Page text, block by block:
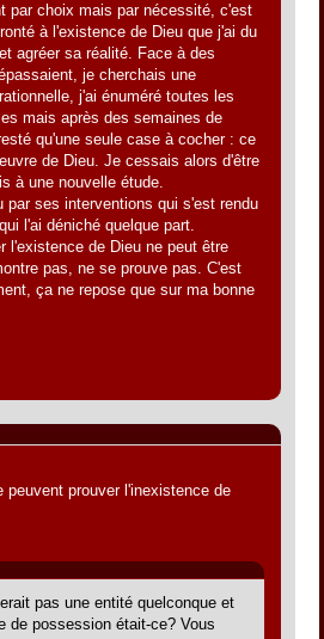
par choix mais par nécessité, c'est
à l'existence de Dieu que j'ai du
agréer sa réalité. Face à des
je cherchais une
j'ai énuméré toutes les
mais après des semaines de
qu'une seule case à cocher : ce
de Dieu. Je cessais alors d'être
à une nouvelle étude.
par ses interventions qui s'est rendu
l'ai déniché quelque part.
l'existence de Dieu ne peut être
pas, ne se prouve pas. C'est
ça ne repose que sur ma bonne
peuvent prouver l'inexistence de
pas une entité quelconque et
de possession était-ce? Vous